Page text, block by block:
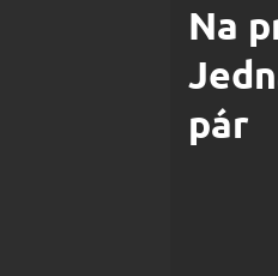
Na
pár